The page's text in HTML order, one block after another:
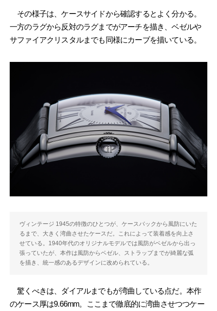
その様子は、ケースサイドから確認するとよく分かる。
一方のラグから反対のラグまでがアーチを描き、ベゼルや
サファイアクリスタルまでも同様にカーブを描いている。
ヴィンテージ 1945の特徴のひとつが、ケースバックから風防にいた
るまで、大きく湾曲させたケースだ。これによって装着感を向上さ
せている。1940年代のオリジナルモデルでは風防がベゼルから出っ
張っていたが、本作は風防からベゼル、ストラップまでが綺麗な弧
を描き、統一感のあるデザインに改められている。
驚くべきは、ダイアルまでもが湾曲している点だ。本作
のケース厚は9.66mm。ここまで徹底的に湾曲させつつケー